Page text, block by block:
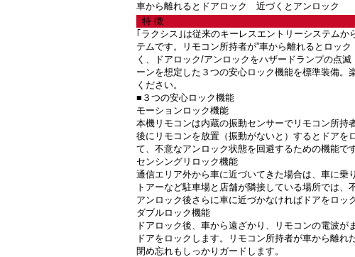
車から離れるとドアロック 近づくとアンロック
特 徴
｢ラクシス｣は従来のキーレスエントリーシステム
テムです。リモコン所持者が”車から離れるとロッ
く、ドアロック/アンロックをハザードランプの点
ーンを想定した３つの安心ロック機能を標準装備。
ください。
■３つの安心ロック機能
モーションロック機能
本機リモコンは内蔵の振動センサーでリモコン所
後にリモコンを放置（振動がないと）するとドアを
て、不意なアンロック状態を回避するための機能です
センシングリロック機能
通信エリア外から車に近づいてきた場合は、車に
トアーなど駐車場と店舗が隣接している場所では、
アンロック後さらに車に近づかなければドアをロッ
ダブルロック機能
ドアロック後、車から遠ざかり、リモコンの電波
ドアをロックします。リモコン所持者が車から離
閉め忘れもしっかりガードします。